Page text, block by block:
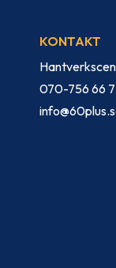
KONTAKT
070-756 66